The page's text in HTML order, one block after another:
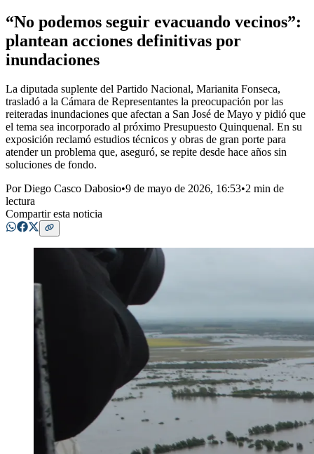
“No podemos seguir evacuando vecinos”:
plantean acciones definitivas por
inundaciones
La diputada suplente del Partido Nacional, Marianita Fonseca,
trasladó a la Cámara de Representantes la preocupación por las
reiteradas inundaciones que afectan a San José de Mayo y pidió que
el tema sea incorporado al próximo Presupuesto Quinquenal. En su
exposición reclamó estudios técnicos y obras de gran porte para
atender un problema que, aseguró, se repite desde hace años sin
soluciones de fondo.
PorDiego Casco Dabosio•9 de mayo de 2026, 16:53•2 min de
lectura
Compartir esta noticia